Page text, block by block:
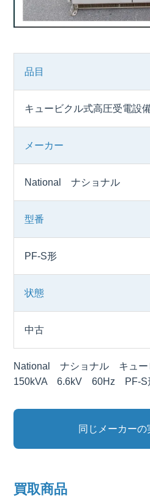
品目
キュービクル式高圧受電設
メーカー
National ナショナル
型番
PF-S形
状態
中古
National ナショナル キュー
150kVA 6.6kV 60Hz PF-S
同じメーカーの
買取商品